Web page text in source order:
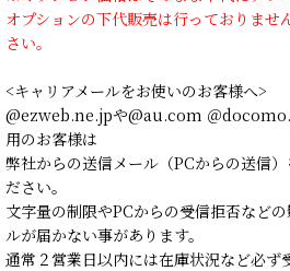
オプションの下代販売は行っておりませ
さい。
<キャリアメールをお使いのお客様へ>
@ezweb.ne.jpや@au.com ＠
用のお客様は
弊社からの送信メール（PCからの送信
ださい。
文字量の制限やPCからの受信拒否など
ルが届かない事があります。
通常２営業日以内には在庫状況など必ず